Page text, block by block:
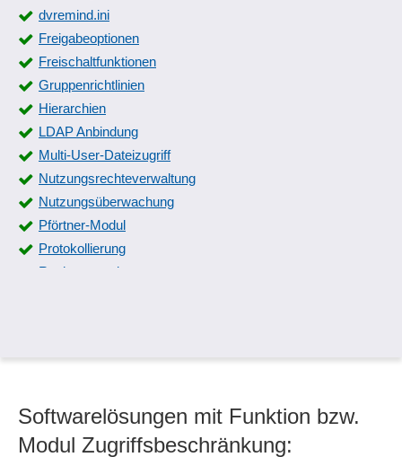
dvremind.ini
Freigabeoptionen
Freischaltfunktionen
Gruppenrichtlinien
Hierarchien
LDAP Anbindung
Multi-User-Dateizugriff
Nutzungsrechteverwaltung
Nutzungsüberwachung
Pförtner-Modul
Protokollierung
Rechteverwaltung
Sicherheitsfunktionen
User Provisioning
Web-Server Zugriffsprotokollierung
Softwarelösungen mit Funktion bzw.
Modul Zugriffsbeschränkung: